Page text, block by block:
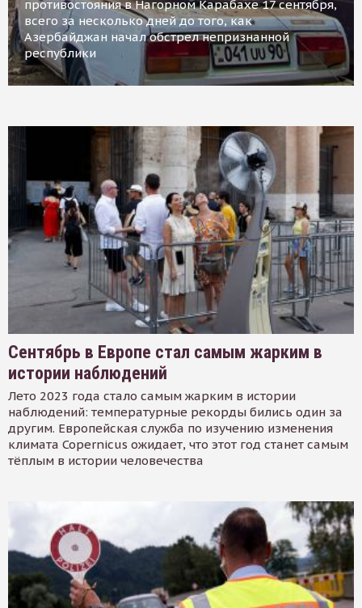
противостояния в Нагорном Карабахе 17 сентября,
всего за несколько дней до того, как
Азербайджан начал обстрел непризнанной
республики
Сентябрь в Европе стал самым жарким в
истории наблюдений
Лето 2023 года стало самым жарким в истории
наблюдений: температурные рекорды бились один за
другим. Европейская служба по изучению изменения
климата Copernicus ожидает, что этот год станет самым
тёплым в истории человечества